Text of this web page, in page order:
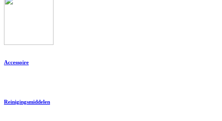
Accessoire
Reinigingsmiddelen